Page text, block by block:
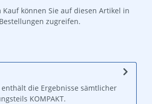
Kauf können Sie auf diesen Artikel in
zugreifen.
die Ergebnisse sämtlicher
KOMPAKT.